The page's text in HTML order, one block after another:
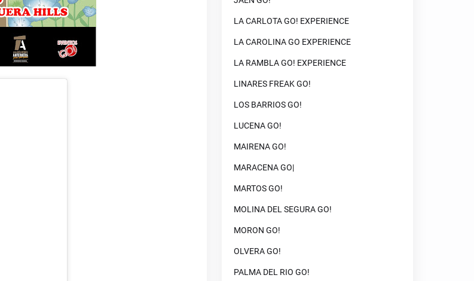
LA CARLOTA GO! EXPERIENCE
LA CAROLINA GO EXPERIENCE
LA RAMBLA GO! EXPERIENCE
LINARES FREAK GO!
LOS BARRIOS GO!
LUCENA GO!
MAIRENA GO!
MARACENA GO|
MARTOS GO!
MOLINA DEL SEGURA GO!
MORON GO!
OLVERA GO!
PALMA DEL RIO GO!